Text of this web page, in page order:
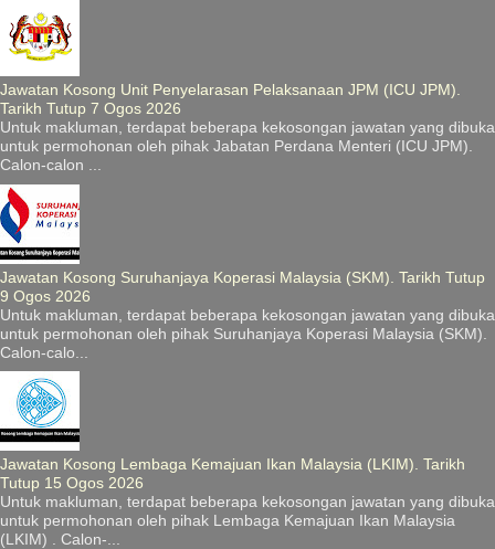
Jawatan Kosong Unit Penyelarasan Pelaksanaan JPM (ICU JPM).
Tarikh Tutup 7 Ogos 2026
Untuk makluman, terdapat beberapa kekosongan jawatan yang dibuka
untuk permohonan oleh pihak Jabatan Perdana Menteri (ICU JPM).
Calon-calon ...
Jawatan Kosong Suruhanjaya Koperasi Malaysia (SKM). Tarikh Tutup
9 Ogos 2026
Untuk makluman, terdapat beberapa kekosongan jawatan yang dibuka
untuk permohonan oleh pihak Suruhanjaya Koperasi Malaysia (SKM).
Calon-calo...
Jawatan Kosong Lembaga Kemajuan Ikan Malaysia (LKIM). Tarikh
Tutup 15 Ogos 2026
Untuk makluman, terdapat beberapa kekosongan jawatan yang dibuka
untuk permohonan oleh pihak Lembaga Kemajuan Ikan Malaysia
(LKIM) . Calon-...